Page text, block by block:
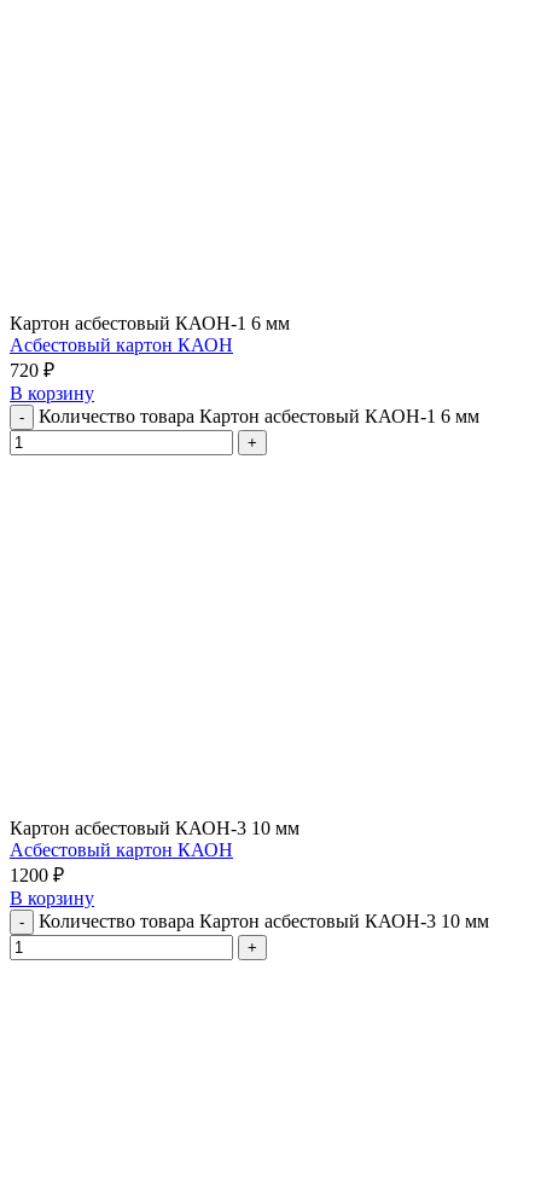
Картон асбестовый КАОН-1 6 мм
Асбестовый картон КАОН
720 ₽
В корзину
Количество товара Картон асбестовый КАОН-1 6 мм
Картон асбестовый КАОН-3 10 мм
Асбестовый картон КАОН
1200 ₽
В корзину
Количество товара Картон асбестовый КАОН-3 10 мм